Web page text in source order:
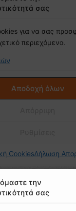
την
σας